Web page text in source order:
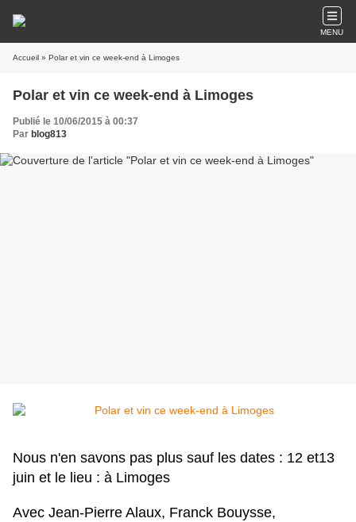
MENU
Accueil » Polar et vin ce week-end à Limoges
Polar et vin ce week-end à Limoges
Publié le 10/06/2015 à 00:37
Par blog813
Nous n'en savons pas plus sauf les dates : 12 et13
juin et le lieu : à Limoges
Avec Jean-Pierre Alaux, Franck Bouysse,